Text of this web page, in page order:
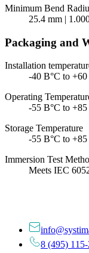
Minimum Bend
25.4 mm |
Packaging and
Installation
-40 В°C to
Operating
-55 В°C to
Storage Temperature
-55 В°C to
Immersion Test
Meets IEC
8 (495)